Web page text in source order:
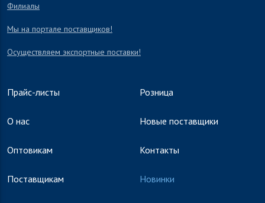
Филиалы
Мы на портале поставщиков!
Осуществляем экспортные поставки!
Прайс-листы
О нас
Оптовикам
Поставщикам
Розница
Новые поставщики
Контакты
Новинки